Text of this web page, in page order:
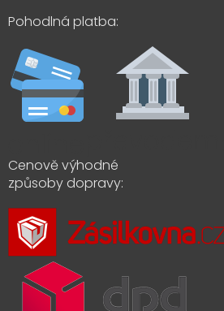
Pohodlná platba:
Cenově výhodné
způsoby dopravy: